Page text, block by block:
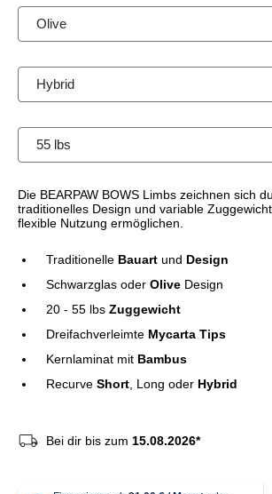
Olive
Hybrid
55 lbs
Die BEARPAW BOWS Limbs zeichnen sich
traditionelles Design und variable
flexible Nutzung ermöglichen.
Traditionelle Bauart und Design
Schwarzglas oder Olive Design
20 - 55 lbs Zuggewicht
Dreifachverleimte Mycarta Tips
Kernlaminat mit Bambus
Recurve Short, Long oder Hybrid
Bei dir bis zum 15.08.2026*